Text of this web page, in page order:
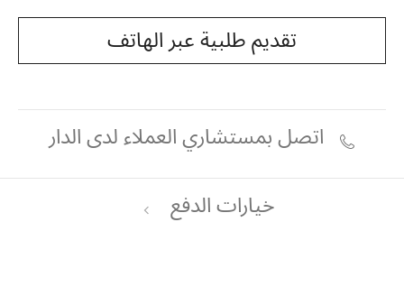
تقديم طلبية عبر الهاتف
اتصل بمستشاري العملاء لدى الدار
خيارات الدفع